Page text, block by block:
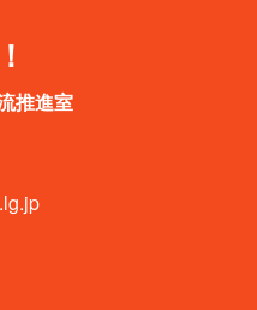
推進室